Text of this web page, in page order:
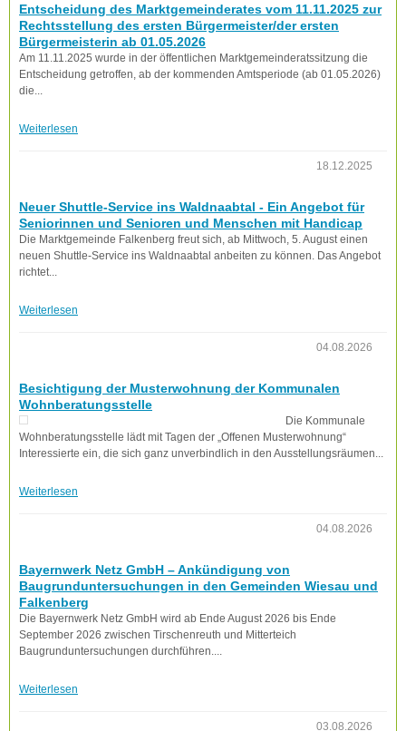
Entscheidung des Marktgemeinderates vom 11.11.2025 zur
Rechtsstellung des ersten Bürgermeister/der ersten
Bürgermeisterin ab 01.05.2026
Am 11.11.2025 wurde in der öffentlichen Marktgemeinderatssitzung die
Entscheidung getroffen, ab der kommenden Amtsperiode (ab 01.05.2026)
die...
Weiterlesen
18.12.2025
Neuer Shuttle-Service ins Waldnaabtal - Ein Angebot für
Seniorinnen und Senioren und Menschen mit Handicap
Die Marktgemeinde Falkenberg freut sich, ab Mittwoch, 5. August einen
neuen Shuttle-Service ins Waldnaabtal anbeiten zu können. Das Angebot
richtet...
Weiterlesen
04.08.2026
Besichtigung der Musterwohnung der Kommunalen
Wohnberatungsstelle
Die Kommunale
Wohnberatungsstelle lädt mit Tagen der „Offenen Musterwohnung“
Interessierte ein, die sich ganz unverbindlich in den Ausstellungsräumen...
Weiterlesen
04.08.2026
Bayernwerk Netz GmbH – Ankündigung von
Baugrunduntersuchungen in den Gemeinden Wiesau und
Falkenberg
Die Bayernwerk Netz GmbH wird ab Ende August 2026 bis Ende
September 2026 zwischen Tirschenreuth und Mitterteich
Baugrunduntersuchungen durchführen....
Weiterlesen
03.08.2026